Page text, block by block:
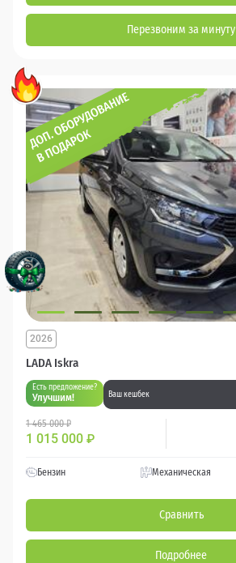
Перезвоним за минуту
LADA Iskra
2026
Есть предложение?
Улучшим! Ваш кешбек
1 465 000 ₽
1 015 000 ₽
Бензин Механическая
Сравнить
Подробнее